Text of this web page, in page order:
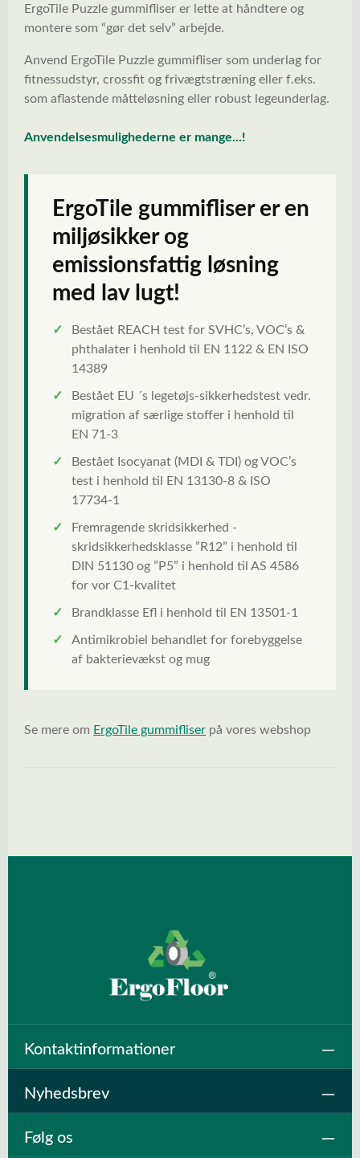
ErgoTile Puzzle gummifliser er lette at håndtere og
montere som “gør det selv” arbejde.
Anvend ErgoTile Puzzle gummifliser som underlag for
fitnessudstyr, crossfit og frivægtstræning eller f.eks.
som aflastende måtteløsning eller robust legeunderlag.
Anvendelsesmulighederne er mange...!
ErgoTile gummifliser er en
miljøsikker og
emissionsfattig løsning
med lav lugt!
✓
Bestået REACH test for SVHC’s, VOC’s &
phthalater i henhold til EN 1122 & EN ISO
14389
✓
Bestået EU ´s legetøjs-sikkerhedstest vedr.
migration af særlige stoffer i henhold til
EN 71-3
✓
Bestået Isocyanat (MDI & TDI) og VOC’s
test i henhold til EN 13130-8 & ISO
17734-1
✓
Fremragende skridsikkerhed -
skridsikkerhedsklasse ”R12” i henhold til
DIN 51130 og ”P5” i henhold til AS 4586
for vor C1-kvalitet
✓ Brandklasse Efl i henhold til EN 13501-1
✓
Antimikrobiel behandlet for forebyggelse
af bakterievækst og mug
Se mere om ErgoTile gummifliser på vores webshop
Kontaktinformationer
Nyhedsbrev
Følg os